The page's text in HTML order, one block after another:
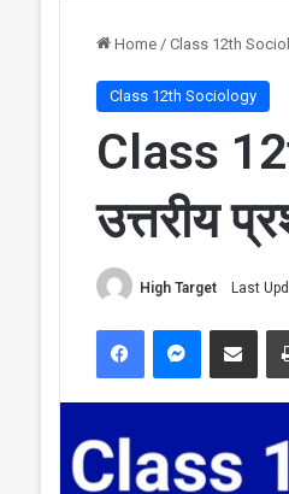
Home / Class 12th
Class 12th Sociology
Class
उत्तरीय
High Target Last
FacebookMessenger
Share via